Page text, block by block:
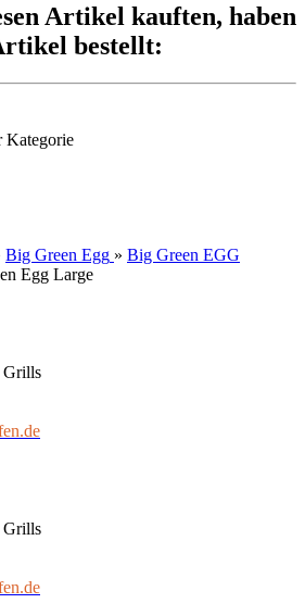
Artikel kauften, haben
bestellt:
Kategorie
Big Green Egg » Big Green EGG
Egg Large
Grills
Grills